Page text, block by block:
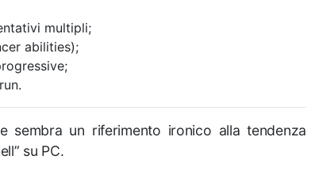
multipli;
abilities);
sembra un riferimento ironico alla tendenza
su PC.